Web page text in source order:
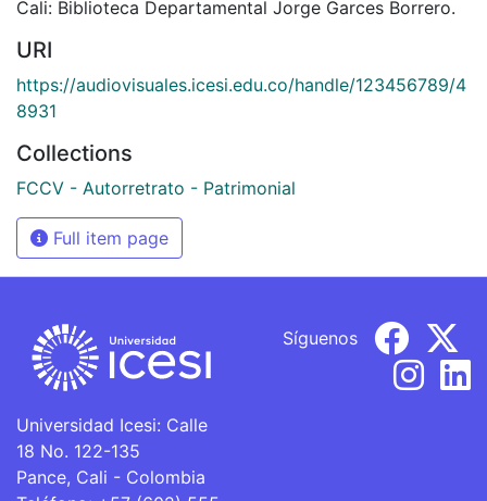
Cali: Biblioteca Departamental Jorge Garces Borrero.
URI
https://audiovisuales.icesi.edu.co/handle/123456789/4
8931
Collections
FCCV - Autorretrato - Patrimonial
Full item page
Universidad Icesi: Calle
18 No. 122-135
Pance, Cali - Colombia
Síguenos